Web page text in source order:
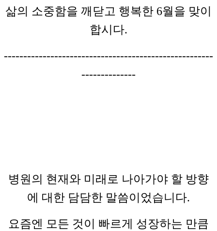
삶의 소중함을 깨닫고 행복한 6월을 맞이
합시다.
------------------------------------------------------
--------------
병원의 현재와 미래로 나아가야 할 방향
에 대한 담담한 말씀이었습니다.
요즘엔 모든 것이 빠르게 성장하는 만큼